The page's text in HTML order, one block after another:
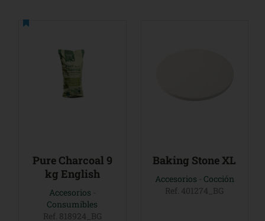
Pure Charcoal 9
kg English
Accesorios
Consumibles
Ref. 818924_BG
Baking Stone XL
Accesorios
Cocción
Ref. 401274_BG